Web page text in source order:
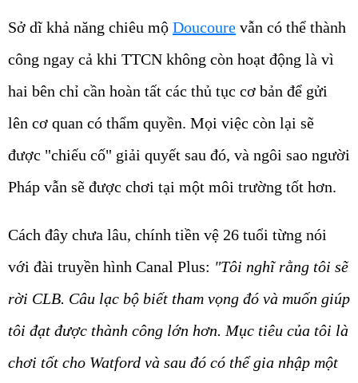
Sở dĩ khả năng chiêu mộ Doucoure vẫn có thể thành
công ngay cả khi TTCN không còn hoạt động là vì
hai bên chỉ cần hoàn tất các thủ tục cơ bản để gửi
lên cơ quan có thẩm quyền. Mọi việc còn lại sẽ
được "chiếu cố" giải quyết sau đó, và ngôi sao người
Pháp vẫn sẽ được chơi tại một môi trường tốt hơn.
Cách đây chưa lâu, chính tiền vệ 26 tuổi từng nói
với đài truyền hình Canal Plus: "Tôi nghĩ rằng tôi sẽ
rời CLB. Câu lạc bộ biết tham vọng đó và muốn giúp
tôi đạt được thành công lớn hơn. Mục tiêu của tôi là
chơi tốt cho Watford và sau đó có thể gia nhập một